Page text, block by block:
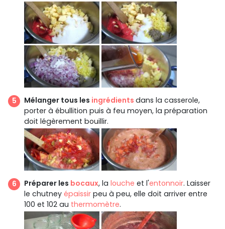
Mélanger tous les ingrédients dans la casserole,
porter à ébullition puis à feu moyen, la préparation
doit légèrement bouillir.
Préparer les bocaux, la louche et l'entonnoir. Laisser
le chutney épaissir peu à peu, elle doit arriver entre
100 et 102 au thermomètre.